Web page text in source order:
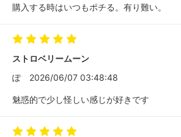
購入する時はいつもポチる。有り難い。
ストロベリームーン
ぽ
2026/06/07 03:48:48
魅惑的で少し怪しい感じが好きです